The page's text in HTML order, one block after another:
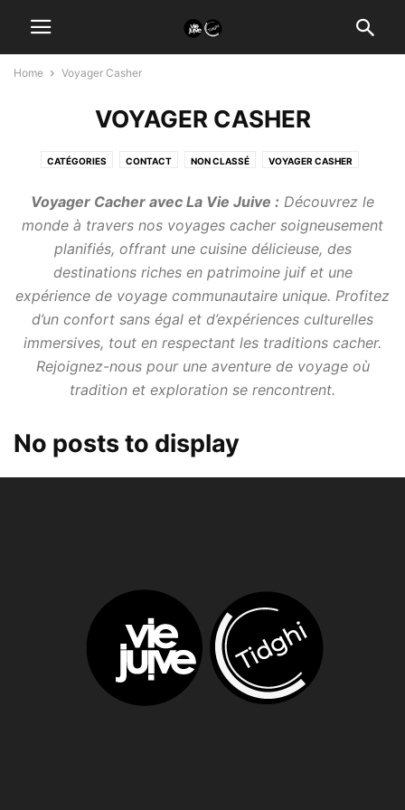
Home Voyager Casher
VOYAGER CASHER
CATÉGORIES CONTACT NON CLASSÉ VOYAGER CASHER
Voyager Cacher avec La Vie Juive : Découvrez le
monde à travers nos voyages cacher soigneusement
planifiés, offrant une cuisine délicieuse, des
destinations riches en patrimoine juif et une
expérience de voyage communautaire unique. Profitez
d’un confort sans égal et d’expériences culturelles
immersives, tout en respectant les traditions cacher.
Rejoignez-nous pour une aventure de voyage où
tradition et exploration se rencontrent.
No posts to display